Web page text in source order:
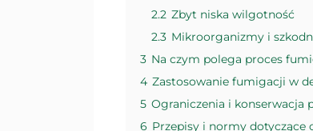
2.2 Zbyt niska wilgotność
2.3 Mikroorganizmy i
3 Na czym polega proces
4 Zastosowanie fumigacji w
5 Ograniczenia i konserwacja
6 Przepisy i normy dotyczące